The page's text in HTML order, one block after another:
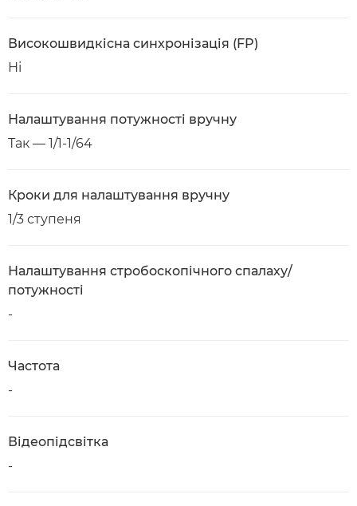
Високошвидкісна синхронізація (FP)
Ні
Налаштування потужності вручну
Так — 1/1-1/64
Кроки для налаштування вручну
1/3 ступеня
Налаштування стробоскопічного спалаху/
потужності
-
Частота
-
Відеопідсвітка
-